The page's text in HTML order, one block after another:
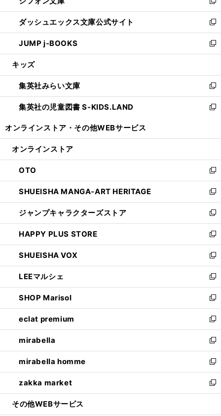
開
く
ィ
ン
ド
ウ
で
開
い
ウ
ィ
ン
ド
ウ
開
く
新
し
い
ウ
ィ
ン
ウ
で
開
く
ダッシュエックス文庫公式サイト
新
し
い
ウ
ン
ド
ウ
で
JUMP j-BOOKS
新
し
ウ
ィ
ン
ド
開
キッズ
集英社みらい文庫
新
し
い
ン
ウ
で
開
く
集英社の児童図書 S-KIDS.LAND
新
ウ
ン
ド
ウ
で
開
く
オンラインストア・ その他WEBサービス
オンラインストア
OTO
新
し
い
ウ
ィ
ン
ド
ウ
で
開
く
SHUEISHA MANGA-ART HERITAGE
新
し
い
ウ
ィ
ン
ド
ウ
で
開
く
ジャンプキャラクターズストア
新
し
い
ウ
ィ
ン
ド
ウ
で
開
く
HAPPY PLUS STORE
新
し
い
ウ
ィ
ン
ド
ウ
で
開
く
SHUEISHA VOX
新
し
い
ウ
ィ
ン
ド
ウ
で
開
く
LEEマルシェ
新
し
い
ウ
ィ
ン
ド
ウ
で
開
く
SHOP Marisol
新
し
い
ウ
ィ
ン
ド
ウ
で
開
eclat premium
新
し
い
ウ
ィ
ン
ド
ウ
mirabella
新
し
い
ウ
ィ
ン
mirabella homme
新
し
い
ウ
zakka market
新
し
その他WEBサービス